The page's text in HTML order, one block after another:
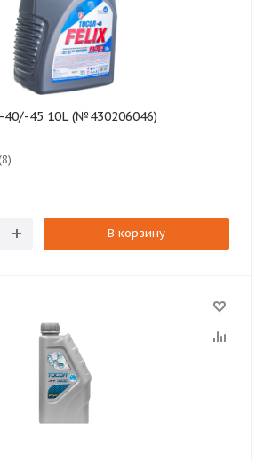
45 10L (№430206046)
В корзину